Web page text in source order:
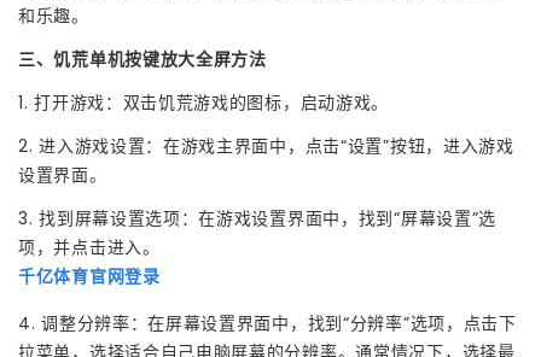
和乐趣。
三、饥荒单机按键放大全屏方法
1. 打开游戏：双击饥荒游戏的图标，启动游戏。
2. 进入游戏设置：在游戏主界面中，点击“设置”按钮，进入游戏
设置界面。
3. 找到屏幕设置选项：在游戏设置界面中，找到“屏幕设置”选
项，并点击进入。
千亿体育官网登录
4. 调整分辨率：在屏幕设置界面中，找到“分辨率”选项，点击下
拉菜单，选择适合自己电脑屏幕的分辨率。通常情况下，选择最